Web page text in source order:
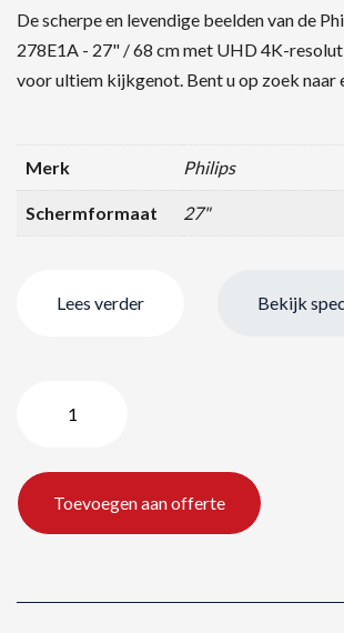
De scherpe en levendige beelden van de
278E1A - 27" / 68 cm met UHD 4K-
voor ultiem kijkgenot. Bent u op zoek naar
Merk Philips
Schermformaat 27"
Lees verder Bekijk
278E1A
4K
/
Toevoegen aan offerte